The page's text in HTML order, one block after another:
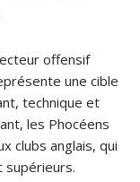
offensif
une cible
technique et
les Phocéens
clubs anglais, qui
supérieurs.